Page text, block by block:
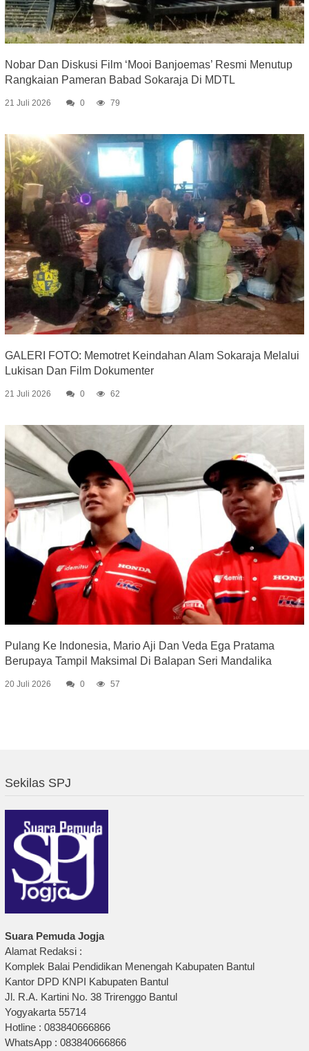
Nobar Dan Diskusi Film ‘Mooi Banjoemas’ Resmi Menutup
Rangkaian Pameran Babad Sokaraja Di MDTL
21 Juli 2026 0 79
GALERI FOTO: Memotret Keindahan Alam Sokaraja Melalui
Lukisan Dan Film Dokumenter
21 Juli 2026 0 62
Pulang Ke Indonesia, Mario Aji Dan Veda Ega Pratama
Berupaya Tampil Maksimal Di Balapan Seri Mandalika
20 Juli 2026 0 57
Sekilas SPJ
Suara Pemuda Jogja
Alamat Redaksi :
Komplek Balai Pendidikan Menengah Kabupaten Bantul
Kantor DPD KNPI Kabupaten Bantul
Jl. R.A. Kartini No. 38 Trirenggo Bantul
Yogyakarta 55714
Hotline : 083840666866
WhatsApp : 083840666866